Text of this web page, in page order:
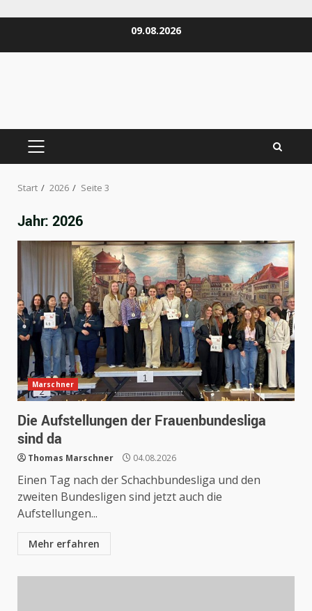
09.08.2026
PRIMÄRES
Start 2026 Seite 3
Jahr: 2026
Marschner
Die Aufstellungen der Frauenbundesliga
sind da
Thomas Marschner 04.08.2026
Einen Tag nach der Schachbundesliga und den
zweiten Bundesligen sind jetzt auch die
Aufstellungen...
Mehr erfahren